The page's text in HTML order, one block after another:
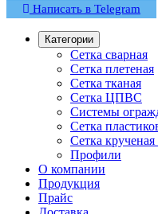
Написать в Telegram
Категории
Сетка сварная
Сетка плетеная
Сетка тканая
Сетка ЦПВС
Системы
Сетка
Сетка
Профили
О компании
Продукция
Прайс